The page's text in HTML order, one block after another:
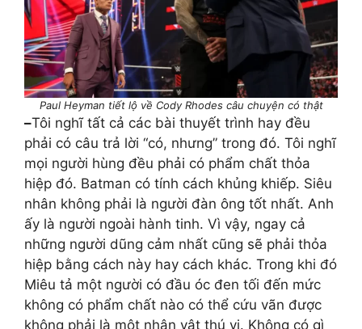
Paul Heyman tiết lộ về Cody Rhodes câu chuyện có thật
–Tôi nghĩ tất cả các bài thuyết trình hay đều
phải có câu trả lời “có, nhưng” trong đó. Tôi nghĩ
mọi người hùng đều phải có phẩm chất thỏa
hiệp đó. Batman có tính cách khủng khiếp. Siêu
nhân không phải là người đàn ông tốt nhất. Anh
ấy là người ngoài hành tinh. Vì vậy, ngay cả
những người dũng cảm nhất cũng sẽ phải thỏa
hiệp bằng cách này hay cách khác. Trong khi đó
Miêu tả một người có đầu óc đen tối đến mức
không có phẩm chất nào có thể cứu vãn được
không phải là một nhân vật thú vị. Không có gì